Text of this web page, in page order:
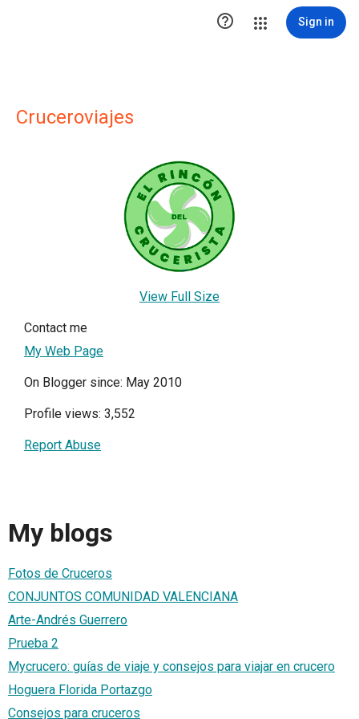
 Sign in
Cruceroviajes
View Full Size
Contact me
My Web Page
On Blogger since: May 2010
Profile views: 3,552
Report Abuse
My blogs
Fotos de Cruceros
CONJUNTOS COMUNIDAD VALENCIANA
Arte-Andrés Guerrero
Prueba 2
Mycrucero: guías de viaje y consejos para viajar en crucero
Hoguera Florida Portazgo
Consejos para cruceros